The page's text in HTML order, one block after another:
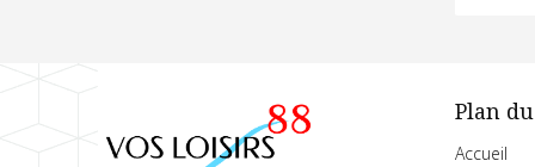
Plan
Accueil